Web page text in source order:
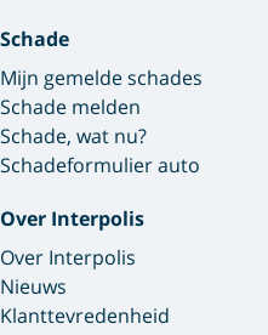
Schade
Mijn gemelde schades
Schade melden
Schade, wat nu?
Schadeformulier auto
Over Interpolis
Over Interpolis
Nieuws
Klanttevredenheid